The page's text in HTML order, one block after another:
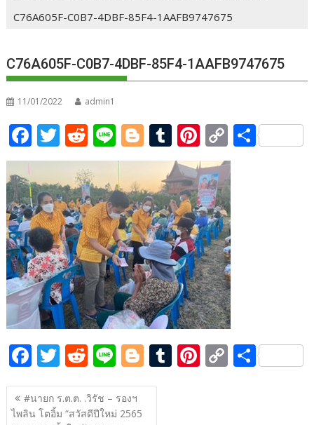
C76A605F-C0B7-4DBF-85F4-1AAFB9747675
C76A605F-C0B7-4DBF-85F4-1AAFB9747675
11/01/2022 admin1
F
ac
e
b
o
o
k
T
w
itt
er
R
e
d
di
t
Li
n
e
Bl
o
g
g
er
T
u
m
bl
r
Pi
nt
er
e
st
C
o
p
y
Li
n
k
S
F
ac
e
T
w
itt
R
e
d
Li
n
e
Bl
o
T Pi C S
แนะแนว
เรื่อง
#นายก ร.ต.ต. .วิรัช – รองฯ
ไพลิน โตอิ้ม “สวัสดีปีใหม่ 2565